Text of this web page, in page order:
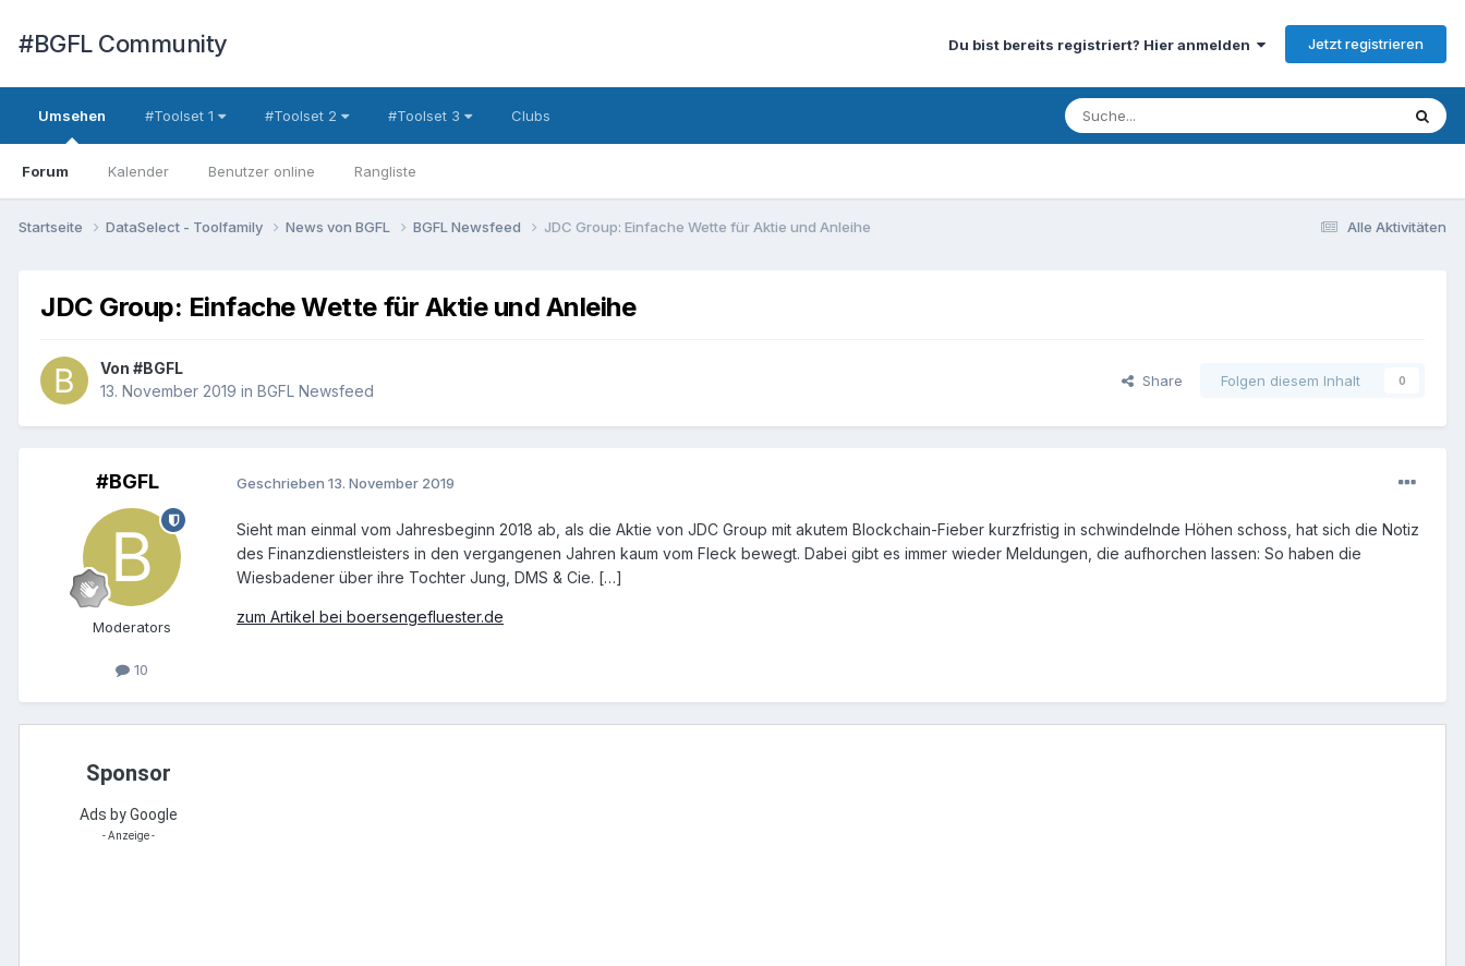
#BGFL Community Du bist bereits registriert? Hier anmelden Jetzt registrieren
Umsehen
Forum Kalender Benutzer online Rangliste
#Toolset 1 #Toolset 2 #Toolset 3 Clubs
Alle Aktivitäten
Startseite DataSelect - Toolfamily News von BGFL BGFL Newsfeed JDC Group: Einfache Wette für Aktie und Anleihe
JDC Group: Einfache Wette für Aktie und Anleihe
Von #BGFL
13. November 2019 in BGFL Newsfeed
Share Folgen diesem Inhalt 0
#BGFL
Moderators
10
Geschrieben 13. November 2019
Sieht man einmal vom Jahresbeginn 2018 ab, als die Aktie von JDC Group mit akutem Blockchain-Fieber kurzfristig in schwindelnde Höhen schoss, hat sich die Notiz
des Finanzdienstleisters in den vergangenen Jahren kaum vom Fleck bewegt. Dabei gibt es immer wieder Meldungen, die aufhorchen lassen: So haben die
Wiesbadener über ihre Tochter Jung, DMS & Cie. […]
zum Artikel bei boersengefluester.de
Sponsor
Ads by Google
- Anzeige -